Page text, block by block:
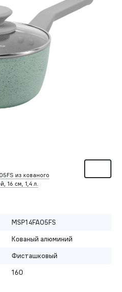
из кованого
16 см, 1,4 л.
MSP14FA05FS
Кованый алюминий
Фисташковый
160